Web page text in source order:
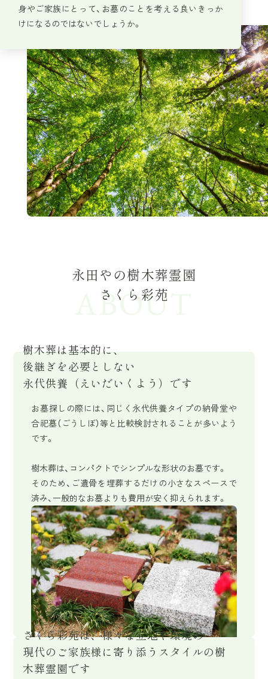
身やご家族にとって、お墓のことを考える良いきっか
けになるのではないでしょうか。
永田やの樹木葬霊園
さくら彩苑
ABOUT
樹木葬は基本的に、
後継ぎを必要としない
永代供養（えいだいくよう）です
お墓探しの際には、同じく永代供養タイプの納骨堂や
合祀墓（ごうしぼ）等と比較検討されることが多いよう
です。
樹木葬は、コンパクトでシンプルな形状のお墓です。
そのため、ご遺骨を埋葬するだけの小さなスペースで
済み、一般的なお墓よりも費用が安く抑えられます。
さくら彩苑は、様々な立地や環境の
現代のご家族様に寄り添うスタイルの樹
木葬霊園です